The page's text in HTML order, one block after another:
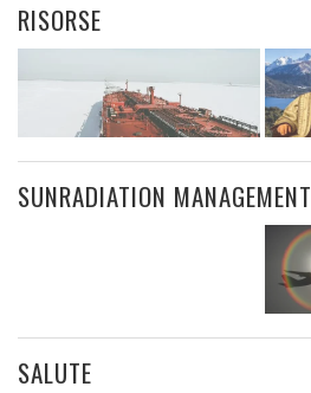
RISORSE
SUNRADIATION MANAGEMENT
SALUTE